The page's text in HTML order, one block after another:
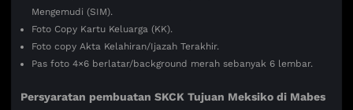
Mengemudi (SIM).
Foto Copy Kartu Keluarga (KK).
Foto copy Akta Kelahiran/Ijazah Terakhir.
Pas foto 4×6 berlatar/background merah sebanyak 6 lembar.
Persyaratan pembuatan SKCK Tujuan Meksiko di Mabes